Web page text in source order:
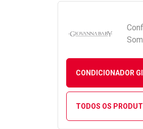
CONDICIONADOR
TODOS OS